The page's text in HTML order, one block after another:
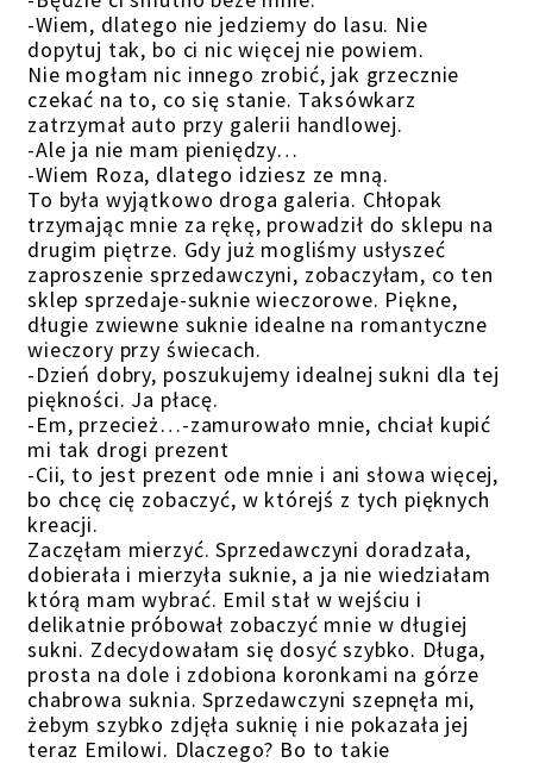
-Wiem, dlatego nie jedziemy do lasu. Nie
dopytuj tak, bo ci nic więcej nie powiem.
Nie mogłam nic innego zrobić, jak grzecznie
czekać na to, co się stanie. Taksówkarz
zatrzymał auto przy galerii handlowej.
-Ale ja nie mam pieniędzy…
-Wiem Roza, dlatego idziesz ze mną.
To była wyjątkowo droga galeria. Chłopak
trzymając mnie za rękę, prowadził do sklepu na
drugim piętrze. Gdy już mogliśmy usłyszeć
zaproszenie sprzedawczyni, zobaczyłam, co ten
sklep sprzedaje-suknie wieczorowe. Piękne,
długie zwiewne suknie idealne na romantyczne
wieczory przy świecach.
-Dzień dobry, poszukujemy idealnej sukni dla tej
piękności. Ja płacę.
-Em, przecież…-zamurowało mnie, chciał kupić
mi tak drogi prezent
-Cii, to jest prezent ode mnie i ani słowa więcej,
bo chcę cię zobaczyć, w którejś z tych pięknych
kreacji.
Zaczęłam mierzyć. Sprzedawczyni doradzała,
dobierała i mierzyła suknie, a ja nie wiedziałam
którą mam wybrać. Emil stał w wejściu i
delikatnie próbował zobaczyć mnie w długiej
sukni. Zdecydowałam się dosyć szybko. Długa,
prosta na dole i zdobiona koronkami na górze
chabrowa suknia. Sprzedawczyni szepnęła mi,
żebym szybko zdjęła suknię i nie pokazała jej
teraz Emilowi. Dlaczego? Bo to takie